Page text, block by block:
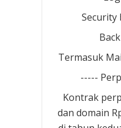
Security
Termasuk
-----
Kontrak
dan domain